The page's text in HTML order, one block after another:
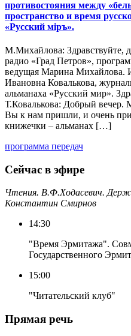
противостояния между
пространство и время
«Русский мiръ».
М.Михайлова: Здравствуйте,
радио «Град Петров»,
ведущая Марина Михайлова. И
Ивановна Ковалькова,
альманаха «Русский мир».
Т.Ковалькова: Добрый вечер.
Вы к нам пришли, и очень
книжечки – альманах […]
программа передач
Сейчас в эфире
Чтения. В.Ф.Ходасевич.
Константин Смирнов
14:30
"Время Эрмитажа".
Государственного
15:00
"Читательский клуб"
Прямая речь